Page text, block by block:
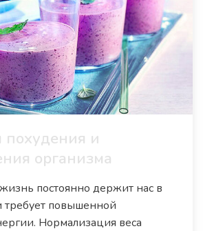
похудения и
организма
постоянно держит нас в
повышенной
Нормализация веса